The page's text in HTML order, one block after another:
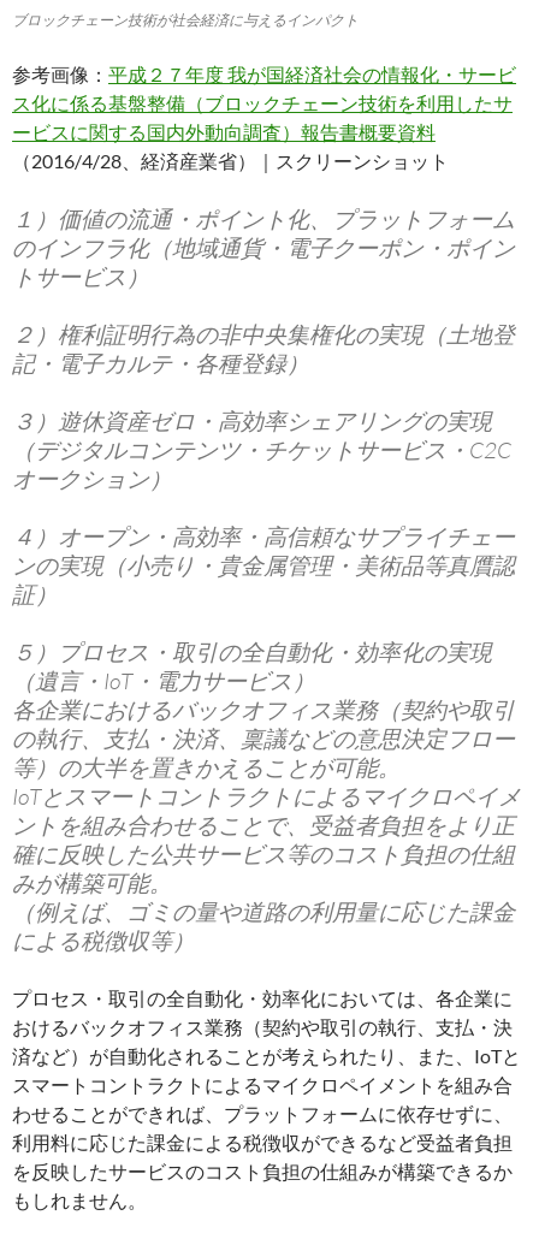
ブロックチェーン技術が社会経済に与えるインパクト
参考画像： 平成２７年度 我が国経済社会の情報化・サービ
ス化に係る基盤整備（ブロックチェーン技術を利用したサ
ービスに関する国内外動向調査）報告書概要資料
（2016/4/28、経済産業省）｜スクリーンショット
１）価値の流通・ポイント化、プラットフォーム
のインフラ化（地域通貨・電子クーポン・ポイン
トサービス）
２）権利証明行為の非中央集権化の実現（土地登
記・電子カルテ・各種登録）
３）遊休資産ゼロ・高効率シェアリングの実現
（デジタルコンテンツ・チケットサービス・C2C
オークション）
４）オープン・高効率・高信頼なサプライチェー
ンの実現（小売り・貴金属管理・美術品等真贋認
証）
５）プロセス・取引の全自動化・効率化の実現
（遺言・IoT・電力サービス）
各企業におけるバックオフィス業務（契約や取引
の執行、支払・決済、稟議などの意思決定フロー
等）の⼤半を置きかえることが可能。
IoTとスマートコントラクトによるマイクロペイメ
ントを組み合わせることで、受益者負担をより正
確に反映した公共サービス等のコスト負担の仕組
みが構築可能。
（例えば、ゴミの量や道路の利用量に応じた課⾦
による税徴収等）
プロセス・取引の全自動化・効率化においては、各企業に
おけるバックオフィス業務（契約や取引の執行、支払・決
済など）が自動化されることが考えられたり、また、IoTと
スマートコントラクトによるマイクロペイメントを組み合
わせることができれば、プラットフォームに依存せずに、
利用料に応じた課金による税徴収ができるなど受益者負担
を反映したサービスのコスト負担の仕組みが構築できるか
もしれません。